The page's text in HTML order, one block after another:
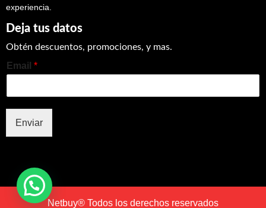
experiencia.
Deja tus datos
Obtén descuentos, promociones, y mas.
Email *
Enviar
Netbuy® Todos los derechos reservados